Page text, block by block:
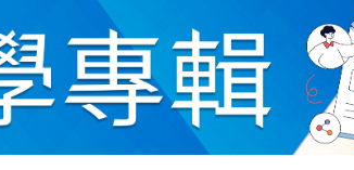
科技 影片 名家榜 灼見活動